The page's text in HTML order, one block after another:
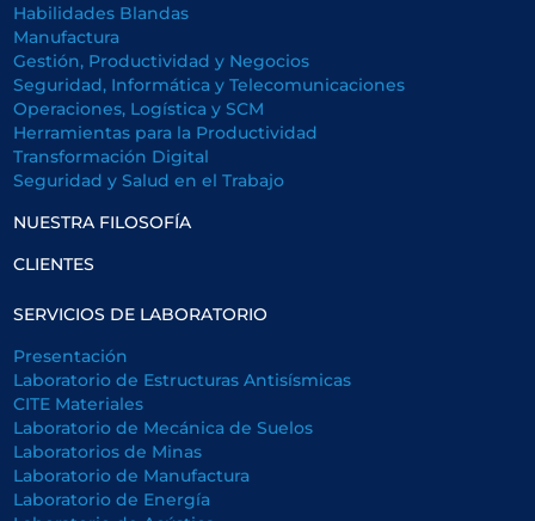
Habilidades Blandas
Manufactura
Gestión, Productividad y Negocios
Seguridad, Informática y Telecomunicaciones
Operaciones, Logística y SCM
Herramientas para la Productividad
Transformación Digital
Seguridad y Salud en el Trabajo
NUESTRA FILOSOFÍA
CLIENTES
SERVICIOS DE LABORATORIO
Presentación
Laboratorio de Estructuras Antisísmicas
CITE Materiales
Laboratorio de Mecánica de Suelos
Laboratorios de Minas
Laboratorio de Manufactura
Laboratorio de Energía